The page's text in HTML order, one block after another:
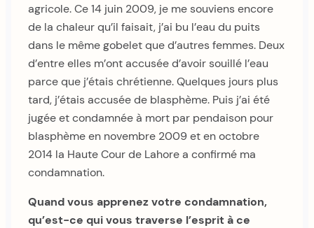
agricole. Ce 14 juin 2009, je me souviens encore
de la chaleur qu’il faisait, j’ai bu l’eau du puits
dans le même gobelet que d’autres femmes. Deux
d’entre elles m’ont accusée d’avoir souillé l’eau
parce que j’étais chrétienne. Quelques jours plus
tard, j’étais accusée de blasphème. Puis j’ai été
jugée et condamnée à mort par pendaison pour
blasphème en novembre 2009 et en octobre
2014 la Haute Cour de Lahore a confirmé ma
condamnation.
Quand vous apprenez votre condamnation,
qu’est-ce qui vous traverse l’esprit à ce